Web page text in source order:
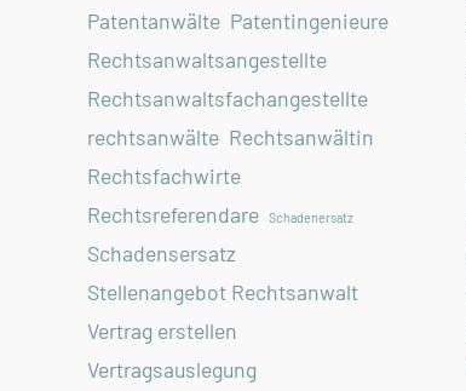
Patentanwälte Patentingenieure
Rechtsanwaltsangestellte
Rechtsanwaltsfachangestellte
rechtsanwälte Rechtsanwältin
Rechtsfachwirte
Rechtsreferendare
Schadenersatz
Schadensersatz
Stellenangebot Rechtsanwalt
Vertrag erstellen
Vertragsauslegung